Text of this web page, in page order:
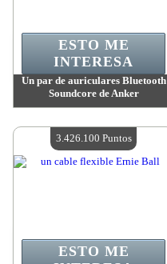
Un par de auriculares Bluetooth
Soundcore de Anker
Cantidad disponible:4
ESTO ME
INTERESA
ESTO ME
3.426.100 Puntos